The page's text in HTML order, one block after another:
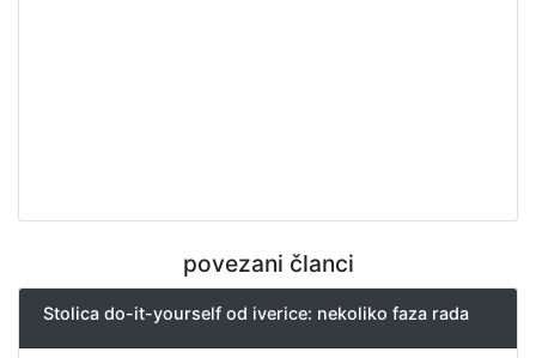
povezani članci
Stolica do-it-yourself od iverice: nekoliko faza rada